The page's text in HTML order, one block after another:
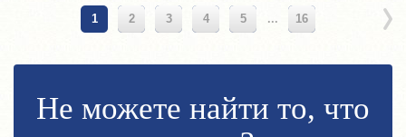
1 2 3 4 5 ... 16
Не можете найти то, что